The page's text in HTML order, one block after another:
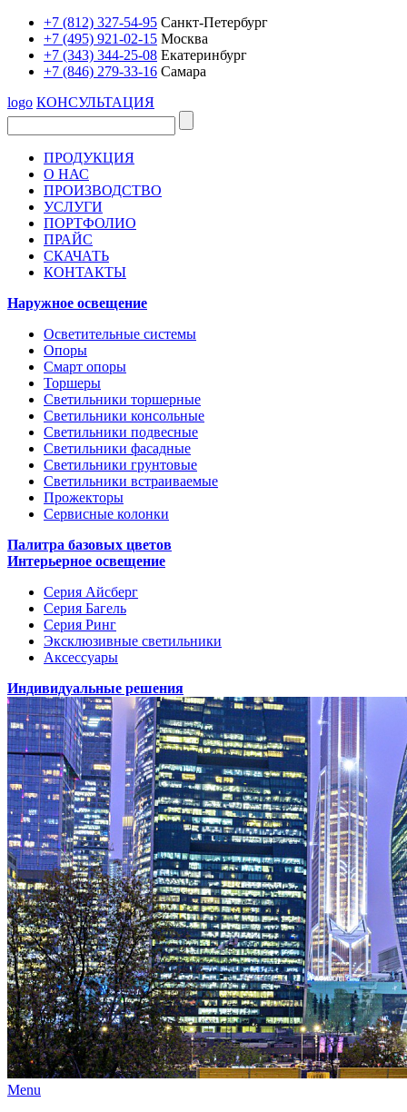
+7 (812) 327-54-95 Санкт-Петербург
+7 (495) 921-02-15 Москва
+7 (343) 344-25-08 Екатеринбург
+7 (846) 279-33-16 Самара
logo КОНСУЛЬТАЦИЯ
ПРОДУКЦИЯ
О НАС
ПРОИЗВОДСТВО
УСЛУГИ
ПОРТФОЛИО
ПРАЙС
СКАЧАТЬ
КОНТАКТЫ
Наружное освещение
Осветительные системы
Опоры
Смарт опоры
Торшеры
Светильники торшерные
Светильники консольные
Светильники подвесные
Светильники фасадные
Светильники грунтовые
Светильники встраиваемые
Прожекторы
Сервисные колонки
Палитра базовых цветов
Интерьерное освещение
Серия Айсберг
Серия Багель
Серия Ринг
Эксклюзивные светильники
Аксессуары
Индивидуальные решения
Menu